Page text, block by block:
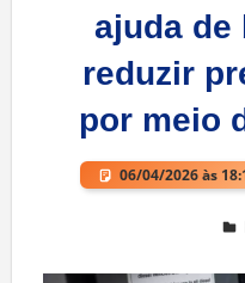
ajuda de
reduzir
por meio
06/04/2026 às